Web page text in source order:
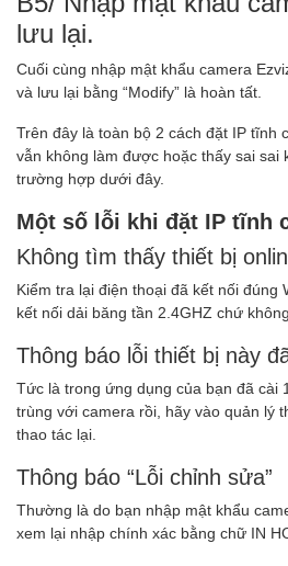
lưu lại.
Cuối cùng nhập mật khẩu camera
và lưu lại bằng “Modify” là hoàn tất.
Trên đây là toàn bộ 2 cách đặt IP tĩnh
vẫn không làm được hoặc thấy sai sai
trường hợp dưới đây.
Một số lỗi khi đặt IP tĩnh
Không tìm thấy thiết bị
Kiểm tra lại điện thoại đã kết nối đúng
kết nối dải băng tần 2.4GHZ chứ
Thông báo lỗi thiết bị này
Tức là trong ứng dụng của bạn đã cài
trùng với camera rồi, hãy vào quản lý
thao tác lại.
Thông báo “Lỗi chỉnh sửa”
Thường là do bạn nhập mật khẩu
xem lại nhập chính xác bằng chữ IN